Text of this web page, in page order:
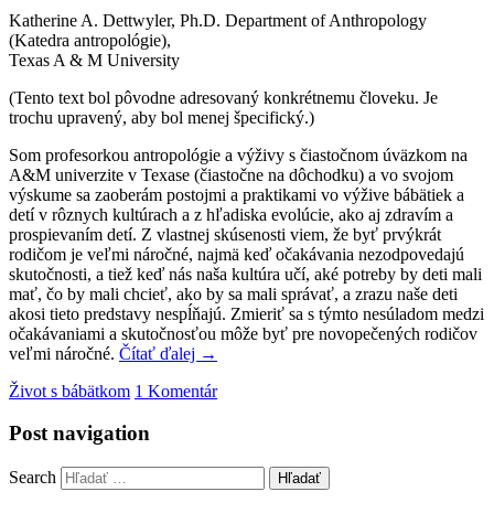
Katherine A. Dettwyler, Ph.D. Department of Anthropology
(Katedra antropológie),
Texas A & M University
(Tento text bol pôvodne adresovaný konkrétnemu človeku. Je
trochu upravený, aby bol menej špecifický.)
Som profesorkou antropológie a výživy s čiastočnom úväzkom na
A&M univerzite v Texase (čiastočne na dôchodku) a vo svojom
výskume sa zaoberám postojmi a praktikami vo výžive bábätiek a
detí v rôznych kultúrach a z hľadiska evolúcie, ako aj zdravím a
prospievaním detí. Z vlastnej skúsenosti viem, že byť prvýkrát
rodičom je veľmi náročné, najmä keď očakávania nezodpovedajú
skutočnosti, a tiež keď nás naša kultúra učí, aké potreby by deti mali
mať, čo by mali chcieť, ako by sa mali správať, a zrazu naše deti
akosi tieto predstavy nespĺňajú. Zmieriť sa s týmto nesúladom medzi
očakávaniami a skutočnosťou môže byť pre novopečených rodičov
veľmi náročné. Čítať ďalej →
Život s bábätkom 1 Komentár
Post navigation
Search